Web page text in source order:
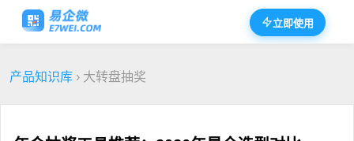
立即使用
产品知识库 › 大转盘抽奖